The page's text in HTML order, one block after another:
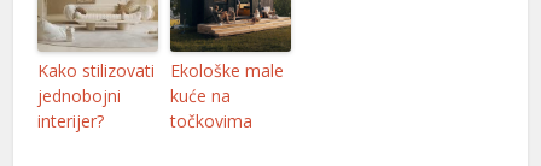
Kako stilizovati
jednobojni
interijer?
Ekološke male
kuće na
točkovima